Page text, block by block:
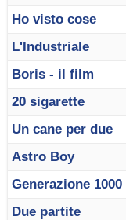
Ho visto cose
L'Industriale
Boris - il film
20 sigarette
Un cane per due
Astro Boy
Generazione
Due partite